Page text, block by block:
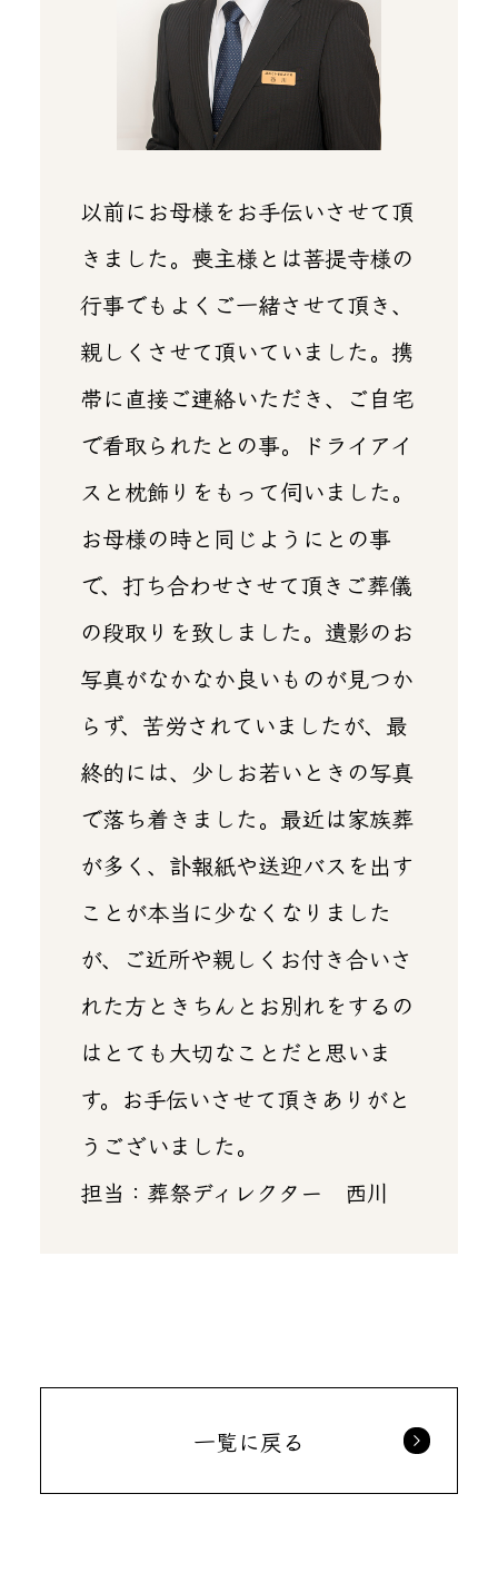
以前にお母様をお手伝いさせて頂
きました。喪主様とは菩提寺様の
行事でもよくご一緒させて頂き、
親しくさせて頂いていました。携
帯に直接ご連絡いただき、ご自宅
で看取られたとの事。ドライアイ
スと枕飾りをもって伺いました。
お母様の時と同じようにとの事
で、打ち合わせさせて頂きご葬儀
の段取りを致しました。遺影のお
写真がなかなか良いものが見つか
らず、苦労されていましたが、最
終的には、少しお若いときの写真
で落ち着きました。最近は家族葬
が多く、訃報紙や送迎バスを出す
ことが本当に少なくなりました
が、ご近所や親しくお付き合いさ
れた方ときちんとお別れをするの
はとても大切なことだと思いま
す。お手伝いさせて頂きありがと
うございました。
担当：葬祭ディレクター 西川
一覧に戻る